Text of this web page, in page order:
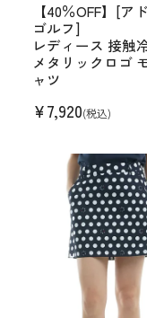
【40％OFF】[ア
ゴルフ]
レディース 接触
メタリックロゴ
ャツ
¥7,920(税込)